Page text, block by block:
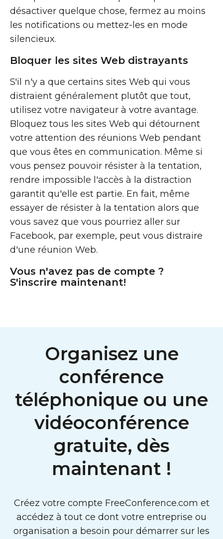
désactiver quelque chose, fermez au moins
les notifications ou mettez-les en mode
silencieux.
Bloquer les sites Web distrayants
S'il n'y a que certains sites Web qui vous
distraient généralement plutôt que tout,
utilisez votre navigateur à votre avantage.
Bloquez tous les sites Web qui détournent
votre attention des réunions Web pendant
que vous êtes en communication. Même si
vous pensez pouvoir résister à la tentation,
rendre impossible l'accès à la distraction
garantit qu'elle est partie. En fait, même
essayer de résister à la tentation alors que
vous savez que vous pourriez aller sur
Facebook, par exemple, peut vous distraire
d'une réunion Web.
Vous n'avez pas de compte ?
S'inscrire maintenant!
Organisez une
conférence
téléphonique ou une
vidéoconférence
gratuite, dès
maintenant !
Créez votre compte FreeConference.com et
accédez à tout ce dont votre entreprise ou
organisation a besoin pour démarrer sur les